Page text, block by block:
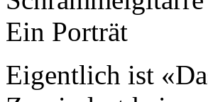
Ein Porträt
Eigentlich ist